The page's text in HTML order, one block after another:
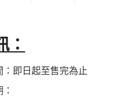
：
：即日起至售完為止